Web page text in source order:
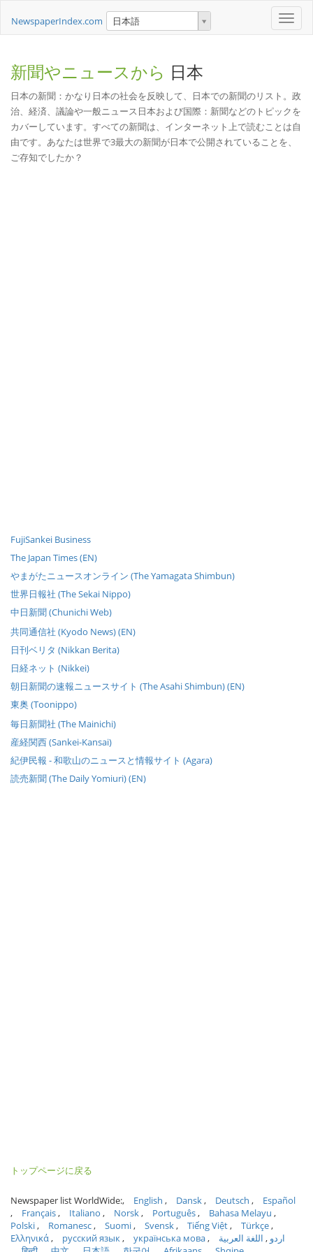
Toggle
NewspaperIndex.com 日本語
新聞やニュースから 日本
日本の新聞：かなり日本の社会を反映して、日本での新聞のリスト。政
治、経済、議論や一般ニュース日本および国際：新聞などのトピックを
カバーしています。すべての新聞は、インターネット上で読むことは自
由です。あなたは世界で3最大の新聞が日本で公開されていることを、
ご存知でしたか？
FujiSankei Business
The Japan Times (EN)
やまがたニュースオンライン (The Yamagata Shimbun)
世界日報社 (The Sekai Nippo)
中日新聞 (Chunichi Web)
共同通信社 (Kyodo News) (EN)
日刊ベリタ (Nikkan Berita)
日経ネット (Nikkei)
朝日新聞の速報ニュースサイト (The Asahi Shimbun) (EN)
東奥 (Toonippo)
毎日新聞社 (The Mainichi)
産経関西 (Sankei-Kansai)
紀伊民報 - 和歌山のニュースと情報サイト (Agara)
読売新聞 (The Daily Yomiuri) (EN)
トップページに戻る
Newspaper list WorldWide: English Dansk Deutsch
Español
Français
Italiano Norsk Português
Bahasa Melayu
Polski
Romanesc Suomi Svensk Tiếng Việt
Türkçe
Ελληνικά
русский язык українська мова اردو
اللغة العربية